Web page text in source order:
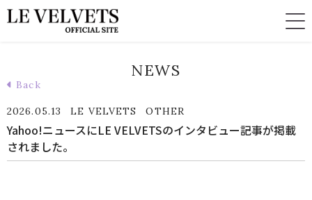
NEWS
Back
2026.05.13 LE VELVETS OTHER
Yahoo!ニュースにLE VELVETSのインタビュー記事が掲載
されました。